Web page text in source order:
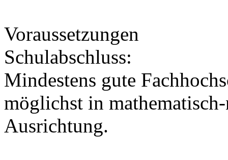
Voraussetzungen
Schulabschluss:
Mindestens gute
möglichst in
Ausrichtung.